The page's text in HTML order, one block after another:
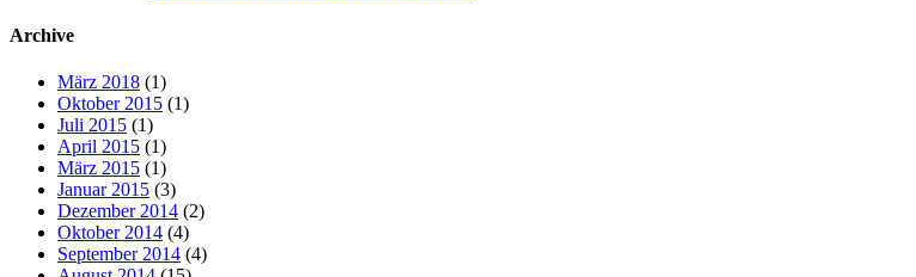
Archive
März 2018 (1)
Oktober 2015 (1)
Juli 2015 (1)
April 2015 (1)
März 2015 (1)
Januar 2015 (3)
Dezember 2014 (2)
Oktober 2014 (4)
September 2014 (4)